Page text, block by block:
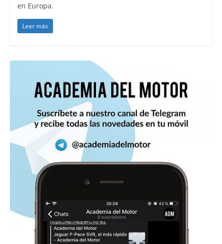
en Europa.
Leer más